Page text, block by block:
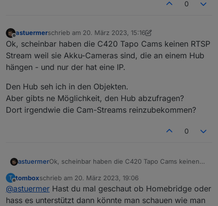
0
Offline
astuermerschrieb am 20. März 2023, 15:16
zuletzt editiert von astuermer
Ok, scheinbar haben die C420 Tapo Cams keinen RTSP
Stream weil sie Akku-Cameras sind, die an einem Hub
hängen - und nur der hat eine IP.
Den Hub seh ich in den Objekten.
Aber gibts ne Möglichkeit, den Hub abzufragen?
Dort irgendwie die Cam-Streams reinzubekommen?
0
astuermerOk, scheinbar haben die C420 Tapo Cams keinen
einem Hub hängen - und nur der hat eine IP.
Den Hub seh ich in den Objekten.
Aber gibts ne Möglichkeit, den Hub abzufragen?
Dort irgendwie die Cam-Streams reinzubekommen?
T
Offline
tomboxschrieb am 20. März 2023, 19:06
zuletzt editiert von
@astuermer Hast du mal geschaut ob Homebridge oder
hass es unterstützt dann könnte man schauen wie man